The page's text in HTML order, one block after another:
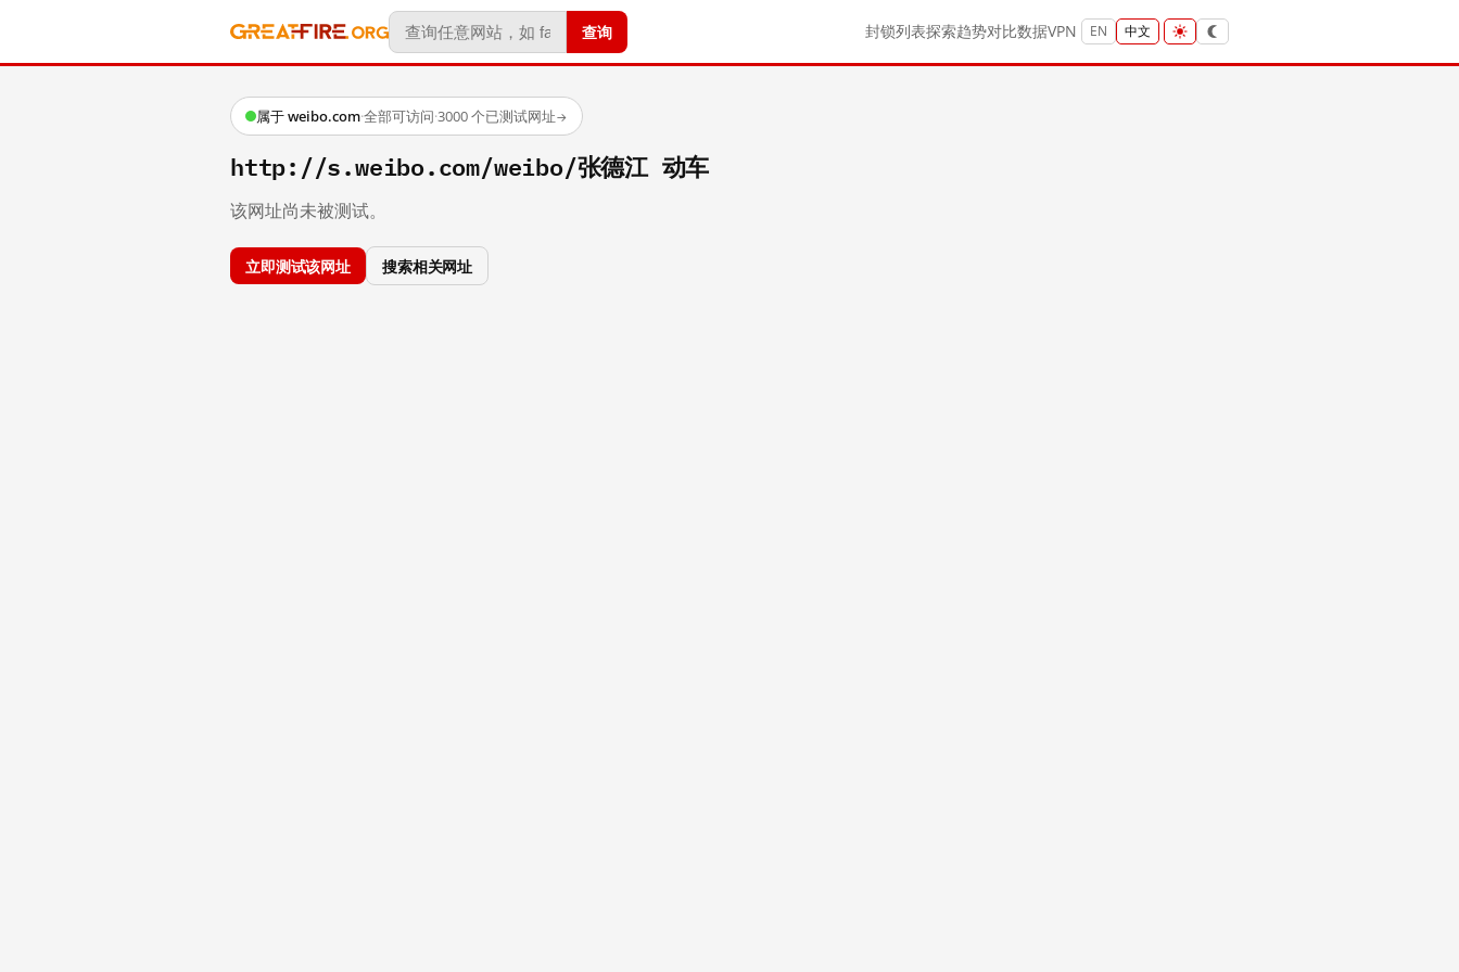
查询 封锁列表探索趋势对比数据VPN EN 中文
属于 weibo.com·全部可访问·3000 个已测试网址→
http://s.weibo.com/weibo/张德江 动车
该网址尚未被测试。
立即测试该网址 搜索相关网址